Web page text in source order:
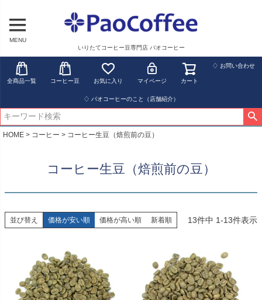
MENU
いりたてコーヒー豆専門店 パオコーヒー
全商品一覧 コーヒー豆 お気に入り マイページ カート
♢ お問い合わせ
♢ パオコーヒーのこと（店舗紹介）
HOME コーヒー コーヒー生豆（焙煎前の豆）
コーヒー生豆（焙煎前の豆）
並び替え 価格が安い順 価格が高い順 新着順 13件中 1-13件表示